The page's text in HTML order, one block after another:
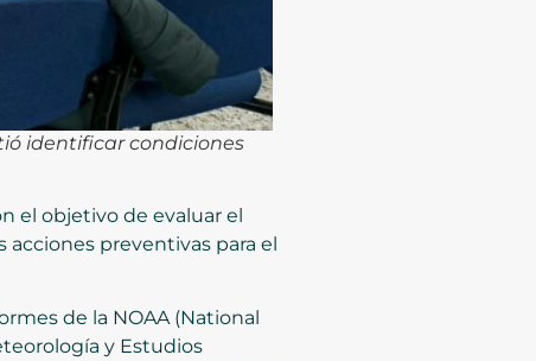
identificar condiciones
el objetivo de evaluar el
preventivas para el
de la NOAA (National
y Estudios